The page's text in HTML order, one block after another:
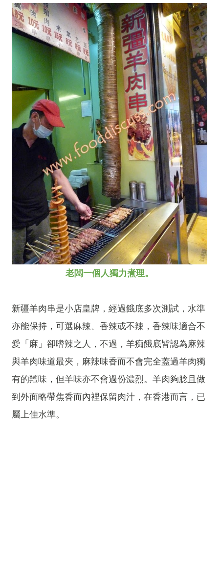
老闆一個人獨力煮理。
新疆羊肉串是小店皇牌，經過餓底多次測試，水準
亦能保持，可選麻辣、香辣或不辣，香辣味適合不
愛「麻」卻嗜辣之人，不過，羊痴餓底皆認為麻辣
與羊肉味道最夾，麻辣味香而不會完全蓋過羊肉獨
有的羶味，但羊味亦不會過份濃烈。羊肉夠腍且做
到外面略帶焦香而內裡保留肉汁，在香港而言，已
屬上佳水準。